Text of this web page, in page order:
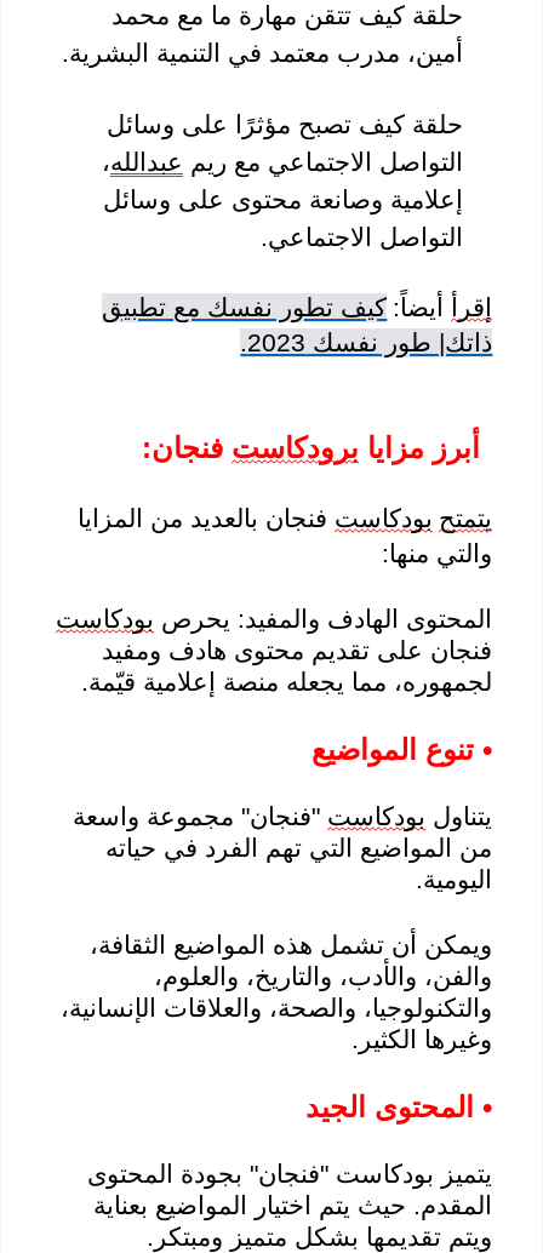
حلقة كيف تتقن مهارة ما مع محمد
أمين، مدرب معتمد في التنمية البشرية.
حلقة كيف تصبح مؤثرًا على وسائل
التواصل الاجتماعي مع ريم عبدالله،
إعلامية وصانعة محتوى على وسائل
التواصل الاجتماعي.
إقرأ أيضاً: كيف تطور نفسك مع تطبيق
ذاتك| طور نفسك 2023.
أبرز مزايا برودكاست فنجان:
يتمتح بودكاست فنجان بالعديد من المزايا
والتي منها:
المحتوى الهادف والمفيد: يحرص بودكاست
فنجان على تقديم محتوى هادف ومفيد
لجمهوره، مما يجعله منصة إعلامية قيّمة.
• تنوع المواضيع
يتناول بودكاست "فنجان" مجموعة واسعة
من المواضيع التي تهم الفرد في حياته
اليومية.
ويمكن أن تشمل هذه المواضيع الثقافة،
والفن، والأدب، والتاريخ، والعلوم،
والتكنولوجيا، والصحة، والعلاقات الإنسانية،
وغيرها الكثير.
• المحتوى الجيد
يتميز بودكاست "فنجان" بجودة المحتوى
المقدم. حيث يتم اختيار المواضيع بعناية
ويتم تقديمها بشكل متميز ومبتكر.